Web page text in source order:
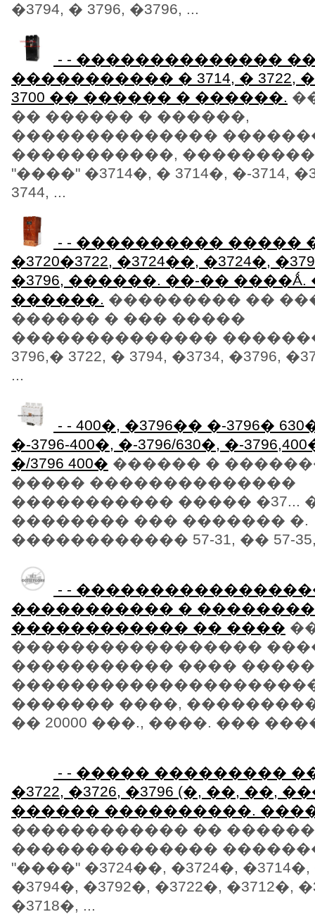
�3794, � 3796, �3796, ...
- - ��������������
����������� � 3714, � 3722, �
3700 �� ������ � ������.
�� ������ � ������,
��������������
�����������,
"����" �3714�, � 3714�, �-3714,
3744, ...
- - ���������� �����
�3720�3722, �3724��, �3724�,
�3796, ������. ��-��
������. ��������� ��
������ � ��� �����
��������������
3796,� 3722, � 3794, �3734, �3796,
...
- - 400�, �3796�� �-3796�
�-3796-400�, �-3796/630�, �-
�/3796 400� ������ �
����� ��������������
����������� ����� �37...
�������� ��� ������� �.
������������ 57-31, �� 57-35,
- -
����������� �
������������ �� ����
�����������������
����������� ����
������� ����, ���������
�� 20000 ���., ����. ���
- - ����� ���������
�3722, �3726, �3796 (�, ��, ��,
������ ����������.
������������ ��
��������������
"����" �3724��, �3724�, �3714�,
�3794�, �3792�, �3722�, �3712�,
�3718�, ...